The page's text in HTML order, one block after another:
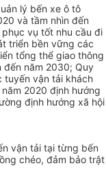
lý bến xe ô tô
và tầm nhìn đến
vụ tốt nhu cầu đi
triển bền vững các
tổng thể giao thông
đến năm 2030; Quy
tuyến vận tải khách
2020 định hướng
định hướng xã hội
vận tải tại từng bến
chéo, đảm bảo trật